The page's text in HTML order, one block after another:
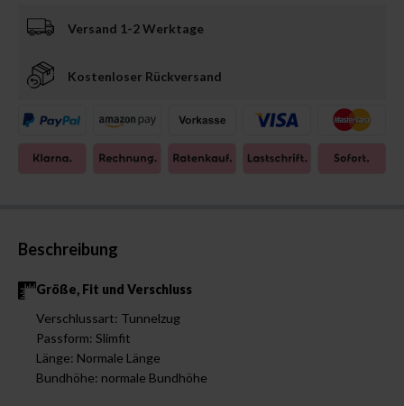
Versand 1-2 Werktage
Kostenloser Rückversand
Beschreibung
Größe, Fit und Verschluss
Verschlussart: Tunnelzug
Passform: Slimfit
Länge: Normale Länge
Bundhöhe: normale Bundhöhe